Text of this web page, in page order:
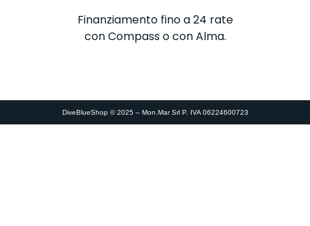
Finanziamento fino a 24 rate
con Compass o con Alma.
DiveBlueShop © 2025 – Mon.Mar Srl P. IVA 06224600723